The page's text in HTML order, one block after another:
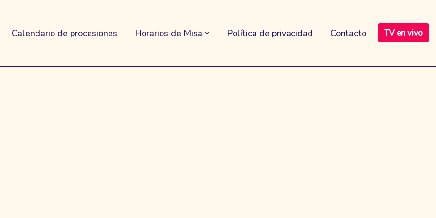
Calendario de procesiones Horarios de Misa Política de privacidad Contacto TV en vivo